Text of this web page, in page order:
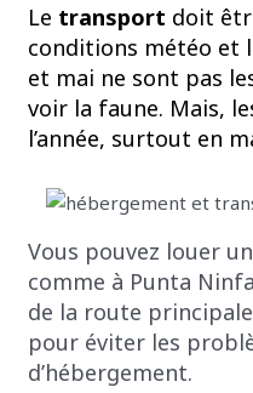
Le transport doit
conditions météo et
et mai ne sont pas
voir la faune. Mais,
l’année, surtout en
Vous pouvez louer
comme à Punta
de la route
pour éviter les
d’hébergement.